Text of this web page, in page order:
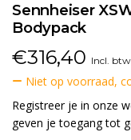
Sennheiser
Bodypack
€316,40 Incl. btw
Niet op voorraad,
Registreer je in onze
geven je toegang tot